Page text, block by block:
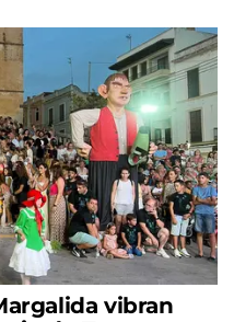
vibran